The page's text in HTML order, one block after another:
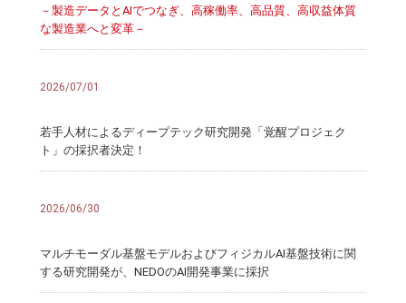
－製造データとAIでつなぎ、高稼働率、高品質、高収益体質
な製造業へと変革－
2026/07/01
若手人材によるディープテック研究開発「覚醒プロジェク
ト」の採択者決定！
2026/06/30
マルチモーダル基盤モデルおよびフィジカルAI基盤技術に関
する研究開発が、NEDOのAI開発事業に採択